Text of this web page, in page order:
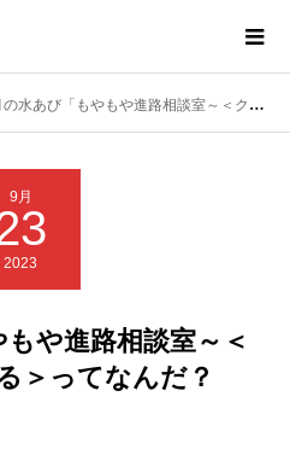
あび「もやもや進路相談室～＜クリエイターになる＞ってなんだ？～」
9月
2023
や進路相談室～＜
＞ってなんだ？